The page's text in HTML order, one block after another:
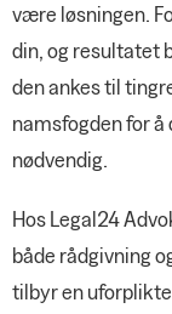
være løsningen.
din, og resultatet
den ankes til
namsfogden for å
nødvendig.
Hos Legal24
både rådgivning
tilbyr en